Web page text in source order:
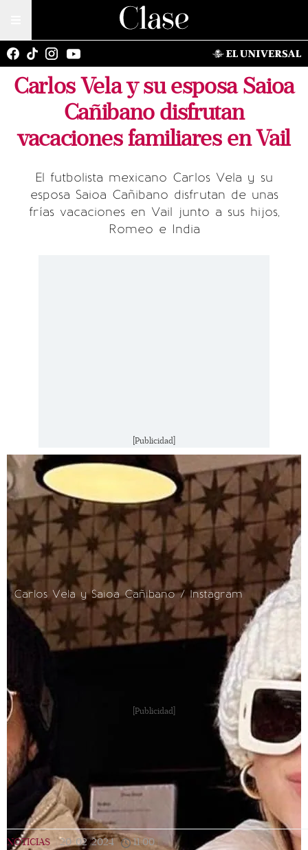
Carlos Vela y su esposa Saioa
Cañibano disfrutan
vacaciones familiares en Vail
El futbolista mexicano Carlos Vela y su
esposa Saioa Cañibano disfrutan de unas
frías vacaciones en Vail junto a sus hijos,
Romeo e India
[Publicidad]
Carlos Vela y Saioa Cañibano / Instagram
[Publicidad]
NOTICIAS 20/02/2024 | 11:00 |